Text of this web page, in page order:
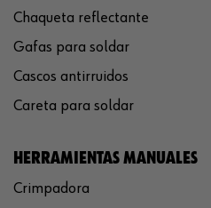
Chaqueta reflectante
Gafas para soldar
Cascos antirruidos
Careta para soldar
HERRAMIENTAS MANUALES
Crimpadora